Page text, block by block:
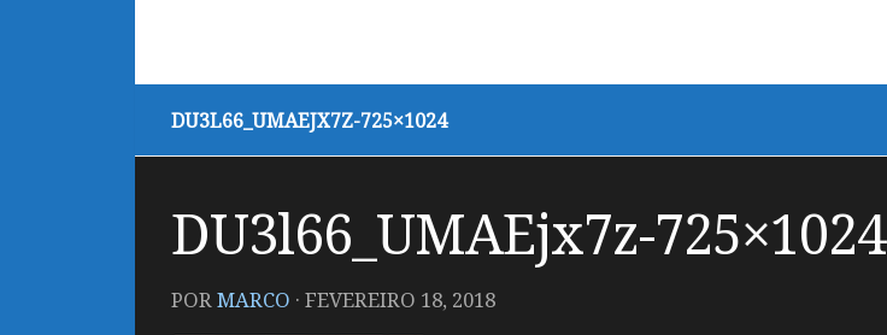
DU3L66_UMAEJX7Z-725×1024
DU3l66_UMAEjx7z-725×1024
PORMARCO · FEVEREIRO 18, 2018